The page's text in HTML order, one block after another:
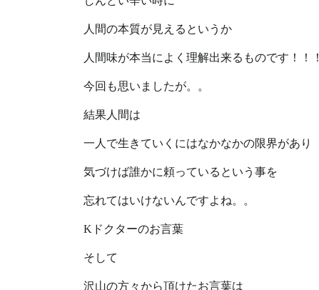
人間の本質が見えるというか
人間味が本当によく理解出来るものです！！！
今回も思いましたが。。
結果人間は
一人で生きていくにはなかなかの限界があり
気づけば誰かに頼っているという事を
忘れてはいけないんですよね。。
Kドクターのお言葉
そして
沢山の方々から頂けたお言葉は